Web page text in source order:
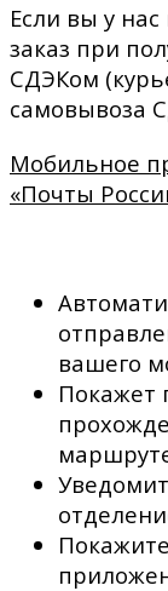
Если вы у
заказ при
СДЭКом
самовывоза
Мобильное
«Почты
вашего
Покажет